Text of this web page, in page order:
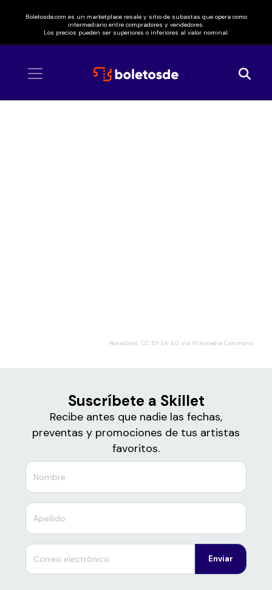
Boletosde.com es un marketplace resale y sitio de subastas que opera como
intermediario entre compradores y vendedores.
Los precios pueden ser superiores o inferiores al valor nominal.
Royalbroil, CC BY-SA 4.0, vía Wikimedia Commons
Suscríbete a Skillet
Recibe antes que nadie las fechas,
preventas y promociones de tus artistas
favoritos.
Enviar